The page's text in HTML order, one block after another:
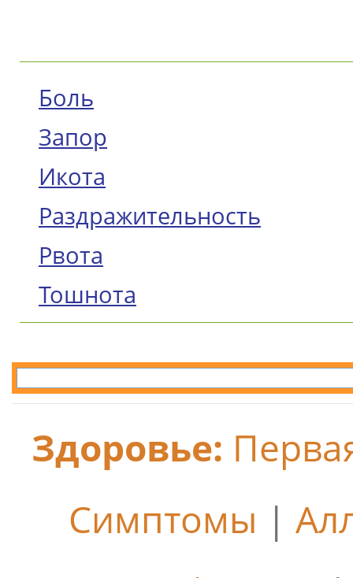
Боль
Запор
Икота
Раздражительность
Рвота
Тошнота
Здоровье:
Симптомы |